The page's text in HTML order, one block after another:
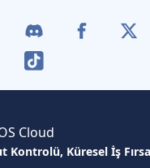
Cloud
Kontrolü, Küresel İş